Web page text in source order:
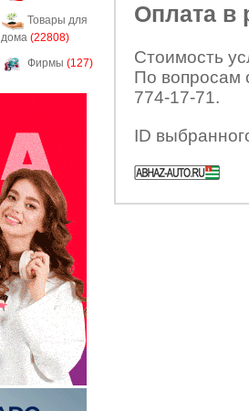
Товары для
дома (22808)
Фирмы (127)
Оплата в
Стоимость
По вопросам
774-17-71.
ID